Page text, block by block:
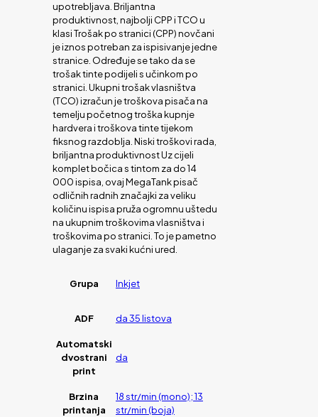
upotrebljava. Briljantna
produktivnost, najbolji CPP i TCO u
klasi Trošak po stranici (CPP) novčani
je iznos potreban za ispisivanje jedne
stranice. Određuje se tako da se
trošak tinte podijeli s učinkom po
stranici. Ukupni trošak vlasništva
(TCO) izračun je troškova pisača na
temelju početnog troška kupnje
hardvera i troškova tinte tijekom
fiksnog razdoblja. Niski troškovi rada,
briljantna produktivnost Uz cijeli
komplet bočica s tintom za do 14
000 ispisa, ovaj MegaTank pisač
odličnih radnih značajki za veliku
količinu ispisa pruža ogromnu uštedu
na ukupnim troškovima vlasništva i
troškovima po stranici. To je pametno
ulaganje za svaki kućni ured.
Grupa Inkjet
ADF da 35 listova
Automatski
dvostrani
print
da
Brzina
printanja
18 str/min (mono); 13
str/min (boja)